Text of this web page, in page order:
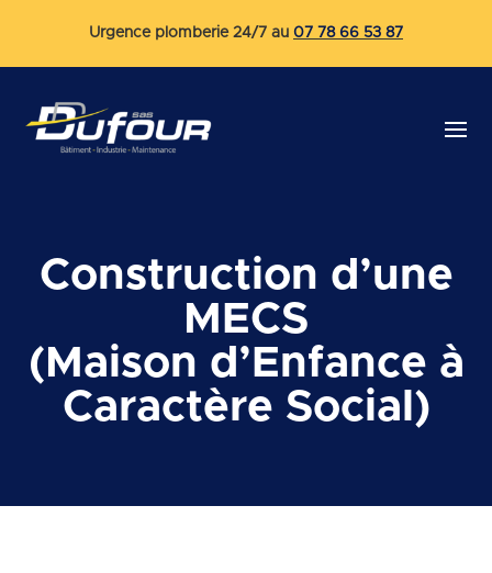
Urgence plomberie 24/7 au 07 78 66 53 87
Construction d’une
MECS
(Maison d’Enfance à
Caractère Social)